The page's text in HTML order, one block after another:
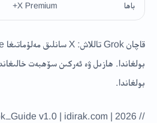
باھا X Premium+
بولغاندا.
// Grok_Guide v1.0 | idirak.com | 2026